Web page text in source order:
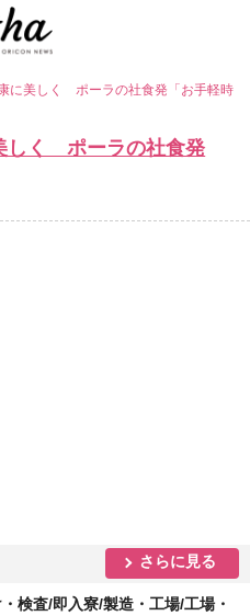
に美しく ポーラの社食発「お手軽時
しく ポーラの社食発
さらに見る
検査/即入寮/製造・工場/工場・